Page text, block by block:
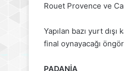
Rouet Provence ve
Yapılan bazı yurt
final oynayacağı
PADANİA